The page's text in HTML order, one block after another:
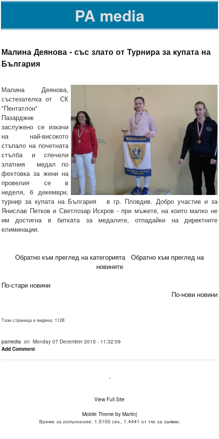
PA media
Малина Деянова - със злато от Турнира за купата на
България
Малина Деянова,
състезателка от СК
"Пентатлон"
Пазарджик
заслужено се изкачи
на най-високото
стъпало на почетната
стълба и спечели
златния медал по
фехтовка за жени на
провелия се в
неделя, 6 декември,
турнир за купата на България в гр. Пловдив. Добро участие и за
Янислав Петков и Светлозар Искров - при мъжете, на които малко не
им достигна в битката за медалите, отпадайки на директните
елиминации.
Обратно към преглед на категорията
Обратно към преглед на
новините
По-стари новини
По-нови новини
Тази страница е видяна: 1128
pamedia on Monday 07 December 2015 - 11:32:09
Add Comment
.
View Full Site
Mobile Theme by Martinj
Време за изпълнение: 1.5100 сек., 1.4441 от тях за заявки.